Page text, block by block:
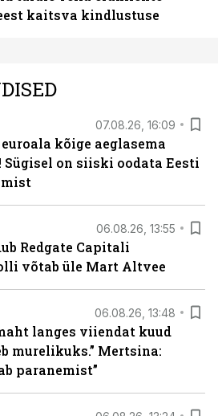
kaitsva kindlustuse
07.08.26, 16:09
kõige aeglasema
on siiski oodata Eesti
06.08.26, 13:55
Redgate Capitali
võtab üle Mart Altvee
06.08.26, 13:48
langes viiendat kuud
murelikuks.” Mertsina:
paranemist”